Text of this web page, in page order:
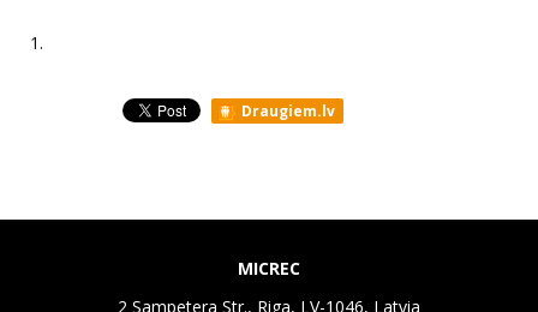
1.
Draugiem.lv
MICREC
2 Sampetera Str., Riga, LV-1046, Latvia